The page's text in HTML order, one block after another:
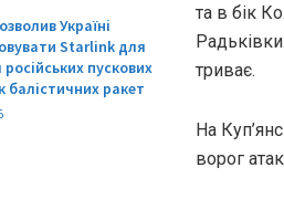
Україні
Starlink для
пускових
балістичних ракет
та в бік
триває.
На
ворог